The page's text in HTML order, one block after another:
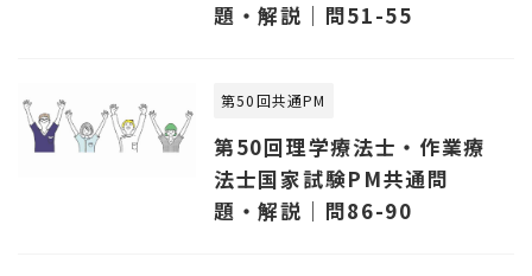
題・解説｜問51-55
第50回共通PM
第50回理学療法士・作業療
法士国家試験PM共通問
題・解説｜問86-90